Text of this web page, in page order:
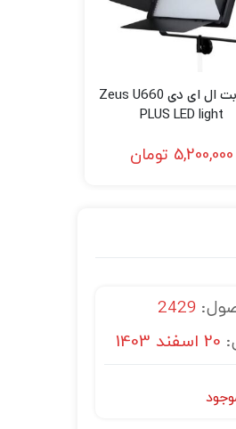
نور ثابت ال ای دی Zeus U660
PLUS LED light
5,200,000 تومان
2429
20 اسفند 1403